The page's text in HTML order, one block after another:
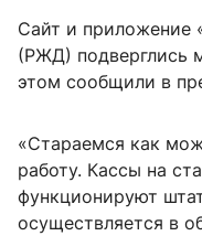
Сайт и приложение
(РЖД) подверглись
этом сообщили в
«Стараемся как
работу. Кассы на
функционируют
осуществляется в